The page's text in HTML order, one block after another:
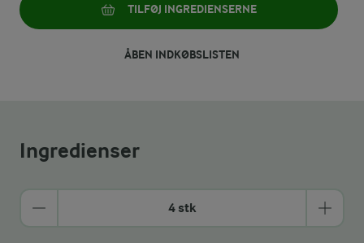
TILFØJ INGREDIENSERNE
ÅBEN INDKØBSLISTEN
Ingredienser
4 stk